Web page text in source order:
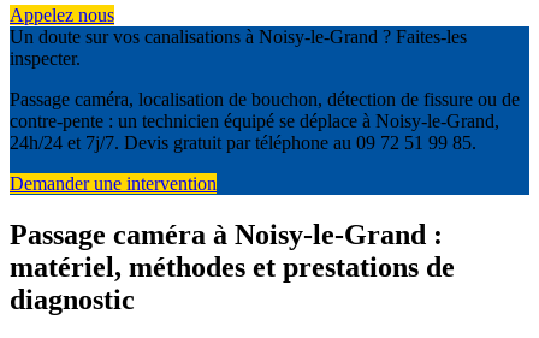
Appelez nous
Un doute sur vos canalisations à Noisy-le-Grand ? Faites-les
inspecter.
Passage caméra, localisation de bouchon, détection de fissure ou de
contre-pente : un technicien équipé se déplace à Noisy-le-Grand,
24h/24 et 7j/7. Devis gratuit par téléphone au 09 72 51 99 85.
Demander une intervention
Passage caméra à Noisy-le-Grand :
matériel, méthodes et prestations de
diagnostic